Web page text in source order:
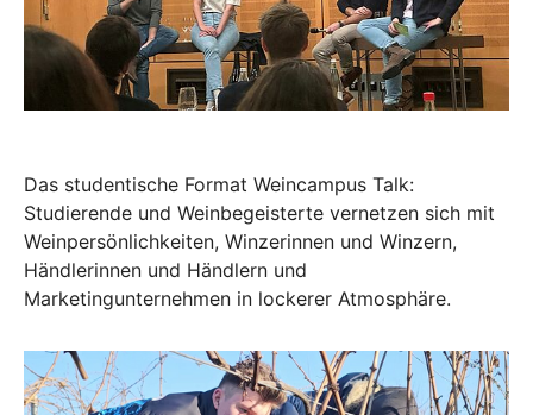
Das studentische Format Weincampus Talk:
Studierende und Weinbegeisterte vernetzen sich mit
Weinpersönlichkeiten, Winzerinnen und Winzern,
Händlerinnen und Händlern und
Marketingunternehmen in lockerer Atmosphäre.